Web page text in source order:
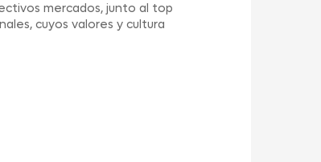
mercados, junto al top
cuyos valores y cultura